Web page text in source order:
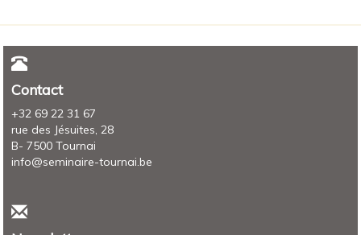
Contact
+32 69 22 31 67
rue des Jésuites, 28
B- 7500 Tournai
info@seminaire-tournai.be